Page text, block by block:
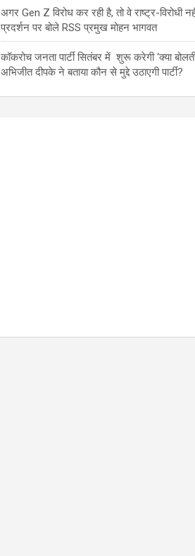
अगर Gen Z विरोध कर रही है, तो वे राष्ट्र-विरोधी
प्रदर्शन पर बोले RSS प्रमुख मोहन भागवत
कॉकरोच जनता पार्टी सितंबर में शुरू करेगी ‘क्या
अभिजीत दीपके ने बताया कौन से मुद्दे उठाएगी पार्टी?